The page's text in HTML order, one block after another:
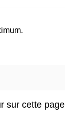
sur cette page